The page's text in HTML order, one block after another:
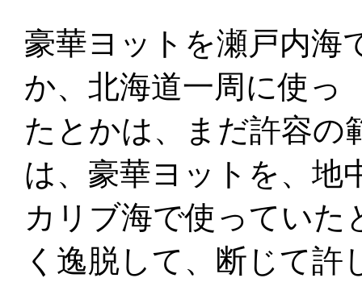
豪華ヨットを瀬戸内海
か、北海道一周に使っ
たとかは、まだ許容の
は、豪華ヨットを、地
カリブ海で使っていた
く逸脱して、断じて許